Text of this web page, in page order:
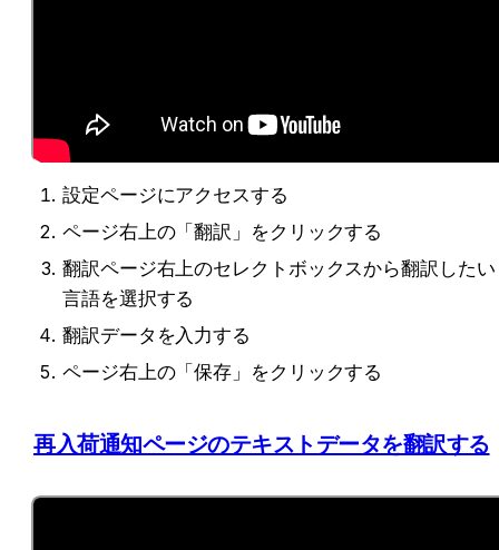
設定ページにアクセスする
ページ右上の「翻訳」をクリックする
翻訳ページ右上のセレクトボックスから翻訳したい
言語を選択する
翻訳データを入力する
ページ右上の「保存」をクリックする
再入荷通知ページのテキストデータを翻訳する